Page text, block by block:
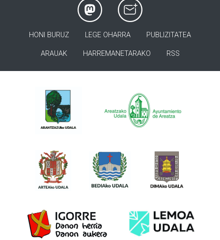
HONI BURUZ LEGE OHARRA PUBLIZITATEA
ARAUAK HARREMANETARAKO RSS